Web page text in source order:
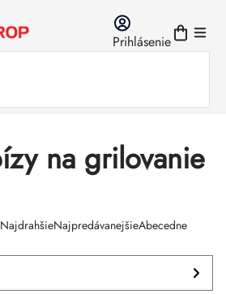
Prihlásenie
na grilovanie
NajdrahšieNajpredávanejšieAbecedne